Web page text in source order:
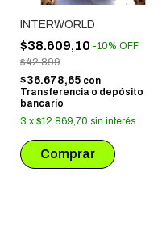
INTERWORLD
$38.609,10 -10% OFF
$42.899
$36.678,65 con
Transferencia o depósito
bancario
3 x $12.869,70 sin interés